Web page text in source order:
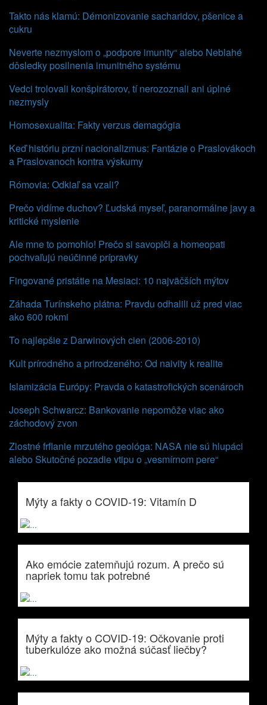
Takto nás klamú: Démonizovanie sacharidov, pšenice a
cukru
Neverte nezmyslom o „podpore imunity“ alebo Neblahé
dôsledky posilnenia imunitného systému
Vedci trolovali konšpirátorov, tí nerozoznali ani úplné
nezmysly
Homosexualita: Fakty verzus demagógia
Keď históriu przní nacionalizmus: Fantázie o Praslovákoch
a Praslovanoch kontra výskumy
Rómovia: Odkiaľ sa vzali?
Prečo vidíme duchov? Ľudská myseľ, paranormálne javy a
kritické myslenie
Ale mne to pomohlo! Prečo si savopiči a homeopati
pochvaľujú neúčinné prípravky
Fingované pristátie na Mesiaci: 10 najväčších mýtov
Záhada Turínskeho plátna: Pravdu odhalili už pred viac
ako 600 rokmi
To najlepšie z Darwinových cien (2006-2010)
Kult prírodného a prirodzeného: Od naivity k realite
Islamizácia Európy: Pravda o katastrofických scenároch
Joseph Schwarcz: Bankovanie nepomôže viac ako
záchodový zvon
Zlostné frflanie mrzutého geológa: NASA nie sú hlupáci
alebo Skutočné pozadie vtipu o „vesmírnom pere“
Mýty a fakty o COVID-19: Vitamín D
Ako emócie zatemňujú rozum. A prečo sú
napriek tomu tak potrebné
Mýty a fakty o COVID-19: Očkovanie proti
tuberkulóze ako možná súčasť liečby?